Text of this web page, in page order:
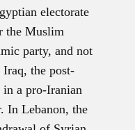
electorate
the Muslim
party, and not
the post-
in a pro-Iranian
In Lebanon, the